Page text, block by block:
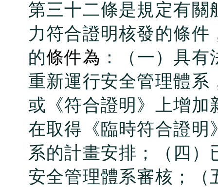
第三十二條是規定有
力符合證明核發的條件
的條件為 ：（一）具
重新運行安全管理體
或《符合證明》上增加
在取得《臨時符合證明
系的計畫安排；（四
安全管理體系審核；